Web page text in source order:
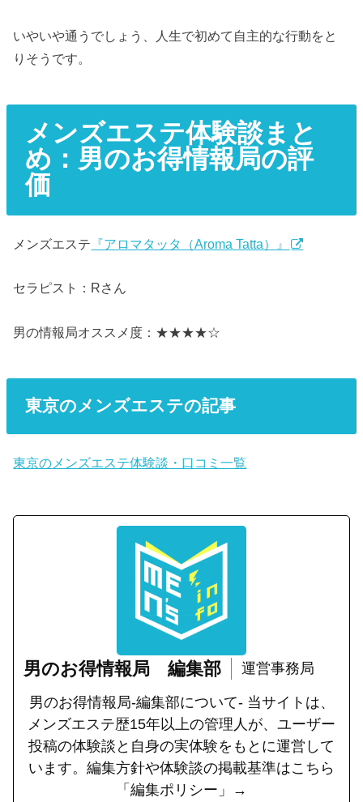
いやいや通うでしょう、人生で初めて自主的な行動をと
りそうです。
メンズエステ体験談まと
め：男のお得情報局の評
価
メンズエステ 『アロマタッタ（Aroma Tatta）』
セラピスト：Rさん
男の情報局オススメ度：★★★★☆
東京のメンズエステの記事
東京のメンズエステ体験談・口コミ一覧
男のお得情報局 編集部 運営事務局
男のお得情報局-編集部について- 当サイトは、
メンズエステ歴15年以上の管理人が、ユーザー
投稿の体験談と自身の実体験をもとに運営して
います。編集方針や体験談の掲載基準はこちら
「編集ポリシー」→